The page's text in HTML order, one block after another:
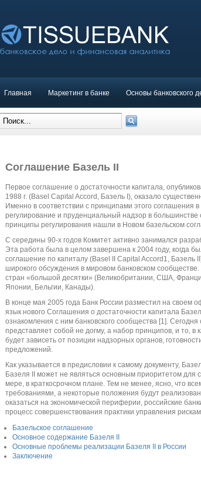
Главная Маркетинг в банке Основы банковского
Соглашение Базель II
Первое соглашение о достаточности капитала,
1988 г. (Basel Capital Accord, Базель I), оказало
Именно в соответствии с принципами этого соглашения
регулирование и пруденциальный надзор в
принципы регулирования нашли в Новом базельском
С середины 90-х годов Комитет активно занимался
Эта работа была в целом завершена к 2004 году, когда
соглашение по капиталу (Basel II Capital Accord1, Базель
широкого обсуждения в мировом банковском
стран «большой десятки» (Великобритании, США,
Японии, Бельгии, Канады).
В конце мая 2005 года Банк России разместил на своем
язык нового Соглашения о достаточности капитала
ознакомления с ним банковского сообщества [1].
представляет собой не догму, а набор принципов, и то,
будет зависеть от позиции надзорных органов,
предложений.
Как указывается в предисловии к самому документу,
Базеля II может не являться основным приоритетом для
мере, в краткосрочном плане. Тем не менее, ясно, что
требованиями, а некоторые положения будут
оказаться на экономической периферии, российские
процесс совершенствования практики управления
Базельское соглашение
Основное содержание Базеля II
Основные проблемы реализации Базеля II в России
Заключение